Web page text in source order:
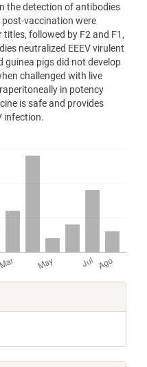
the detection of antibodies
vaccination were
followed by F2 and F1,
neutralized EEEV virulent
guinea pigs did not develop
challenged with live
in potency
is safe and provides
infection.